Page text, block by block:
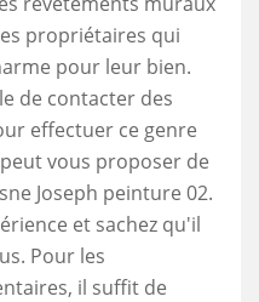
propriétaires qui
pour leur bien.
de contacter des
effectuer ce genre
vous proposer de
Joseph peinture 02.
et sachez qu'il
Pour les
il suffit de